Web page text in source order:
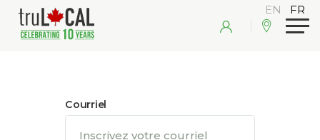
Courriel